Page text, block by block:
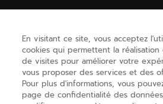
BESOIN D'AIDE ?
A PROPOS
En visitant ce site, vous acceptez
cookies qui permettent la
de visites pour améliorer votre
vous proposer des services et des
Pour plus d'informations, vous
page de confidentialité des